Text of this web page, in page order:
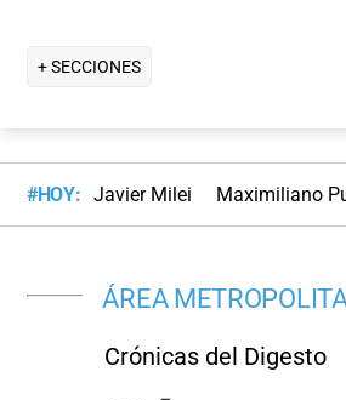
+ SECCIONES
#HOY: Javier Milei Maximiliano
ÁREA
Crónicas del Digesto